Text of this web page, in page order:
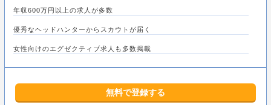
年収600万円以上の求人が多数
優秀なヘッドハンターからスカウトが届く
女性向けのエグゼクティブ求人も多数掲載
無料で登録する